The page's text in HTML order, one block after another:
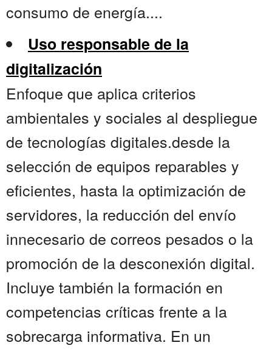
consumo de energía....
Uso responsable de la
digitalización
Enfoque que aplica criterios
ambientales y sociales al despliegue
de tecnologías digitales.desde la
selección de equipos reparables y
eficientes, hasta la optimización de
servidores, la reducción del envío
innecesario de correos pesados o la
promoción de la desconexión digital.
Incluye también la formación en
competencias críticas frente a la
sobrecarga informativa. En un